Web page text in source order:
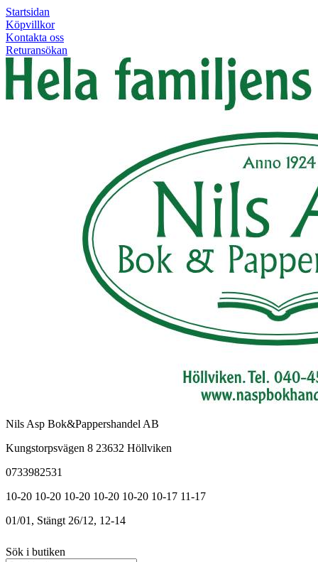
Startsidan
Köpvillkor
Kontakta oss
Returansökan
Nils Asp Bok&Pappershandel AB
Kungstorpsvägen 8 23632 Höllviken
0733982531
10-20 10-20 10-20 10-20 10-20 10-17 11-17
01/01, Stängt 26/12, 12-14
Sök i butiken